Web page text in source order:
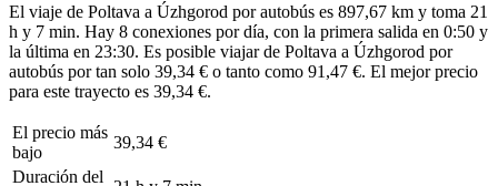
El viaje de Poltava a Úzhgorod por autobús es 897,67 km y toma 21
h y 7 min. Hay 8 conexiones por día, con la primera salida en 0:50 y
la última en 23:30. Es posible viajar de Poltava a Úzhgorod por
autobús por tan solo 39,34 € o tanto como 91,47 €. El mejor precio
para este trayecto es 39,34 €.
El precio más
bajo
39,34 €
Duración del